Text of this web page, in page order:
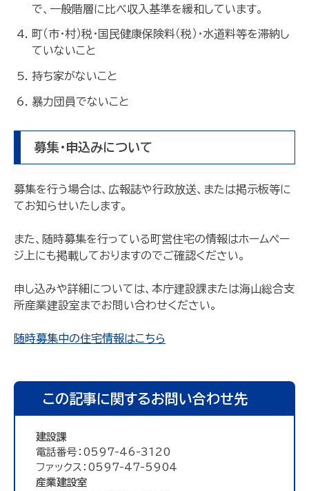
で、一般階層に比べ収入基準を緩和しています。
町（市・村）税・国民健康保険料（税）・水道料等を滞納し
ていないこと
持ち家がないこと
暴力団員でないこと
募集・申込みについて
募集を行う場合は、広報誌や行政放送、または掲示板等に
てお知らせいたします。
また、随時募集を行っている町営住宅の情報はホームペー
ジ上にも掲載しておりますのでご確認ください。
申し込みや詳細については、本庁建設課または海山総合支
所産業建設室までお問い合わせください。
随時募集中の住宅情報はこちら
この記事に関するお問い合わせ先
建設課
電話番号：0597-46-3120
ファックス：0597-47-5904
産業建設室